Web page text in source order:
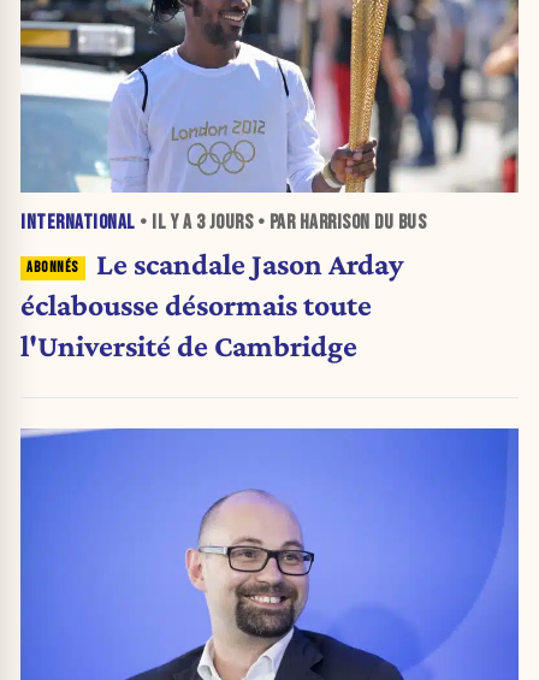
INTERNATIONAL • IL Y A 3 JOURS• PAR HARRISON DU BUS
Le scandale Jason Arday
éclabousse désormais toute
l'Université de Cambridge